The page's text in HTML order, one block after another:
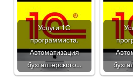
Услуги 1С
программиста.
Автоматизация
бухгалтерского…